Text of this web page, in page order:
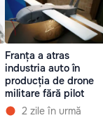
Franța a atras
industria auto în
producția de drone
militare fără pilot
2 zile în urmă